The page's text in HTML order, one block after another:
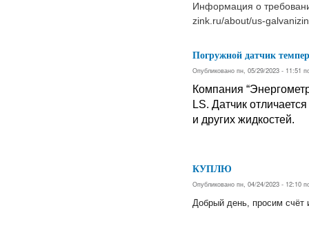
Информация о
zink.ru/about/us-
Погружной датчик
Опубликовано пн, 05/29/2023 - 11:51
Компания
LS. Датчик
и других жидкостей.
КУПЛЮ
Опубликовано пн, 04/24/2023 - 12:10
Добрый день, просим счёт